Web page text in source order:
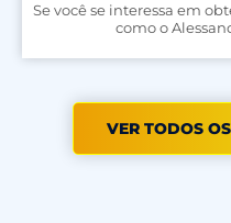
Se você se interessa em
como o
VER TODOS